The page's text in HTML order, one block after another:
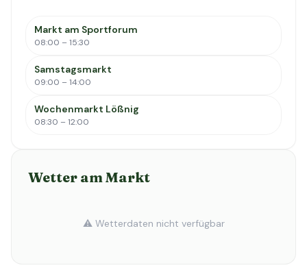
Markt am Sportforum
08:00 – 15:30
Samstagsmarkt
09:00 – 14:00
Wochenmarkt Lößnig
08:30 – 12:00
Wetter am Markt
⚠️ Wetterdaten nicht verfügbar